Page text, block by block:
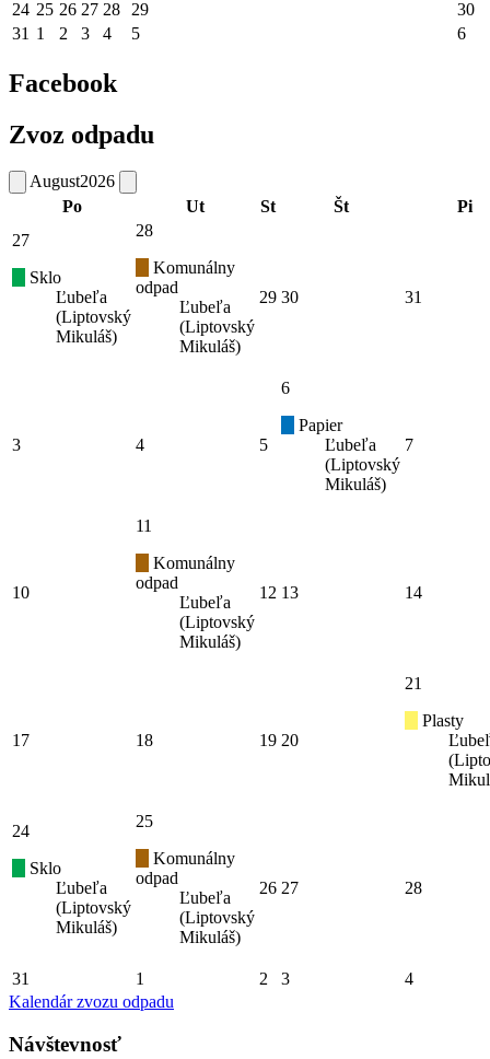
24 25 26 27 28 29
30
31 1 2 3 4 5 6
Facebook
Zvoz odpadu
August2026
Po
Ut St Št
Pi
27
Sklo
Ľubeľa
(Liptovský
Mikuláš)
28
Komunálny
odpad
Ľubeľa
(Liptovský
Mikuláš)
29 30 31
3 4 5
6
Papier
Ľubeľa
(Liptovský
Mikuláš)
7
10
11
Komunálny
odpad
Ľubeľa
(Liptovský
Mikuláš)
12 13 14
17 18 19 20
21
Plasty
24
Sklo
Ľubeľa
(Liptovský
Mikuláš)
25
Komunálny
odpad
Ľubeľa
(Liptovský
Mikuláš)
26 27 28
31 1 2 3
4
Kalendár zvozu odpadu
Návštevnosť